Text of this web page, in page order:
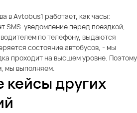
в Avtobus1 работает, как часы:
SMS-уведомление перед поездкой,
по телефону, выдаются
состояние автобусов, - мы
проходит на высшем уровне. Поэтому
мы выполняем.
кейсы других